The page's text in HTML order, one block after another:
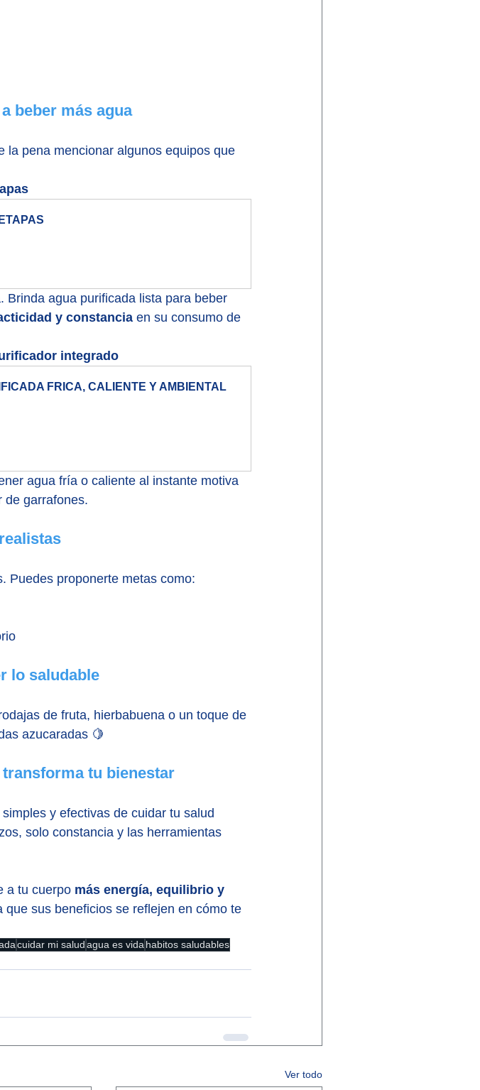
beber más agua
la pena mencionar algunos equipos que
Brinda agua purificada lista para beber
y constancia en su consumo de
integrado
FRICA, CALIENTE Y AMBIENTAL
agua fría o caliente al instante motiva
de garrafones.
Puedes proponerte metas como:
lo saludable
de fruta, hierbabuena o un toque de
azucaradas 🍋
tu bienestar
y efectivas de cuidar tu salud
solo constancia y las herramientas
a tu cuerpo más energía, equilibrio y
que sus beneficios se reflejen en cómo te
cuidar mi saludagua es vida habitos saludables
Ver todo